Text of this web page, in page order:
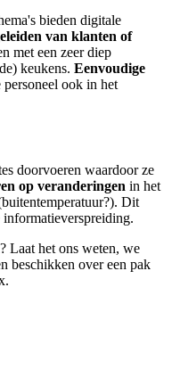
bieden digitale
van klanten of
met een zeer diep
keukens. Eenvoudige
personeel ook in het
doorvoeren waardoor ze
op veranderingen in het
Dit
Laat het ons weten, we
beschikken over een pak